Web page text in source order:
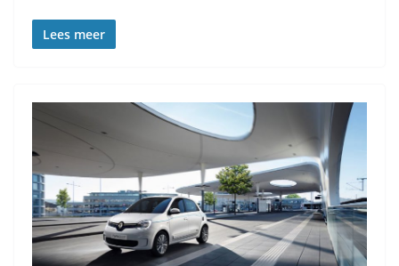
Lees meer